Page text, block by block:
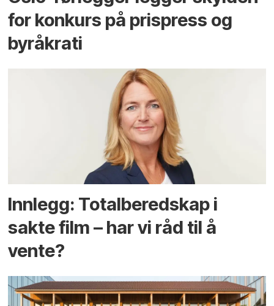
for konkurs på prispress og
byråkrati
Innlegg: Totalberedskap i
sakte film – har vi råd til å
vente?